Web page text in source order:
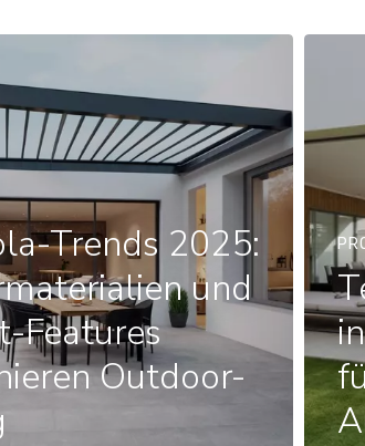
Trends 2025:
und
Features
Outdoor-